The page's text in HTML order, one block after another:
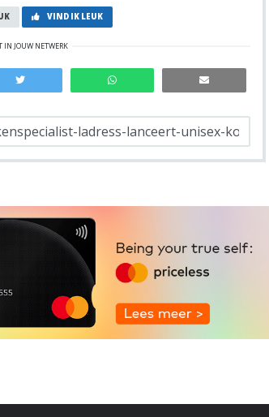
VIND IK LEUK
IN JOUW NETWERK